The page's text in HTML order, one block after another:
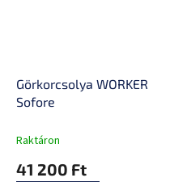
Görkorcsolya WORKER
Sofore
Raktáron
41 200 Ft